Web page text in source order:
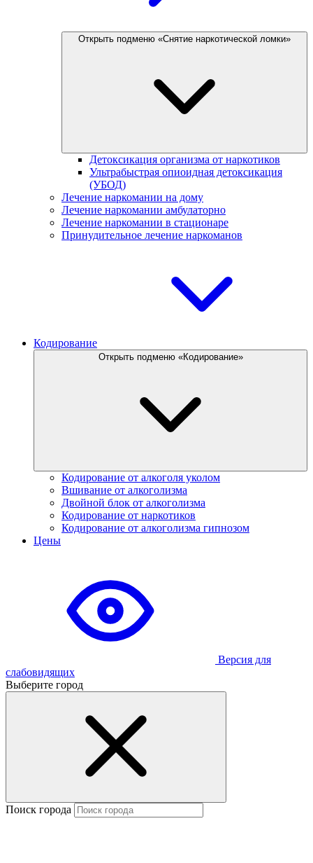
Открыть подменю «Снятие наркотической ломки»
Детоксикация организма от наркотиков
Ультрабыстрая опиоидная детоксикация
(УБОД)
Лечение наркомании на дому
Лечение наркомании амбулаторно
Лечение наркомании в стационаре
Принудительное лечение наркоманов
Кодирование
Открыть подменю «Кодирование»
Кодирование от алкоголя уколом
Вшивание от алкоголизма
Двойной блок от алкоголизма
Кодирование от наркотиков
Кодирование от алкоголизма гипнозом
Цены
Версия для
слабовидящих
Выберите город
Поиск города